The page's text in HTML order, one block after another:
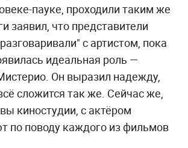
пауке, проходили таким же
заявил, что представители
с артистом, пока
идеальная роль —
Он выразил надежду,
сложится так же. Сейчас же,
киностудии, с актёром
по поводу каждого из фильмов